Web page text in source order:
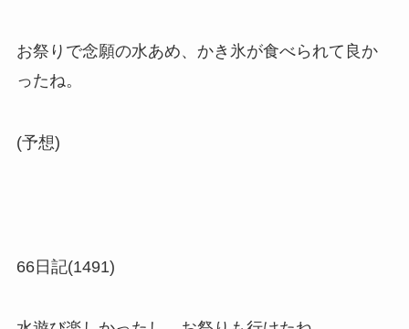
お祭りで念願の水あめ、かき氷が食べられて良か
ったね。
(予想)
66日記(1491)